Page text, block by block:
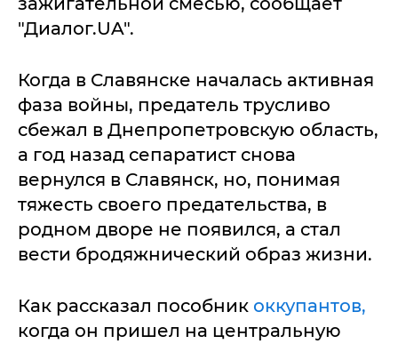
"Диалог.UA".
Когда в Славянске началась активная
фаза войны, предатель трусливо
сбежал в Днепропетровскую область,
а год назад сепаратист снова
вернулся в Славянск, но, понимая
тяжесть своего предательства, в
родном дворе не появился, а стал
вести бродяжнический образ жизни.
Как рассказал пособник оккупантов,
когда он пришел на центральную